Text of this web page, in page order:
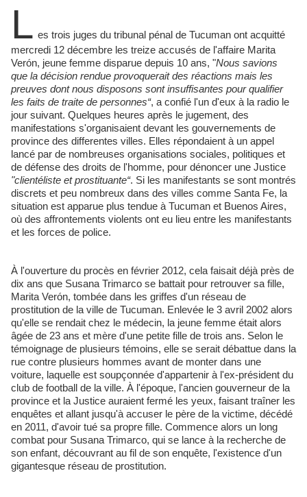
L es trois juges du tribunal pénal de Tucuman ont acquitté
mercredi 12 décembre les treize accusés de l'affaire Marita
Verón, jeune femme disparue depuis 10 ans, "Nous savions
que la décision rendue provoquerait des réactions mais les
preuves dont nous disposons sont insuffisantes pour qualifier
les faits de traite de personnes“, a confié l'un d'eux à la radio le
jour suivant. Quelques heures après le jugement, des
manifestations s'organisaient devant les gouvernements de
province des differentes villes. Elles répondaient à un appel
lancé par de nombreuses organisations sociales, politiques et
de défense des droits de l'homme, pour dénoncer une Justice
"clientéliste et prostituante“. Si les manifestants se sont montrés
discrets et peu nombreux dans des villes comme Santa Fe, la
situation est apparue plus tendue à Tucuman et Buenos Aires,
où des affrontements violents ont eu lieu entre les manifestants
et les forces de police.
À l'ouverture du procès en février 2012, cela faisait déjà près de
dix ans que Susana Trimarco se battait pour retrouver sa fille,
Marita Verón, tombée dans les griffes d'un réseau de
prostitution de la ville de Tucuman. Enlevée le 3 avril 2002 alors
qu'elle se rendait chez le médecin, la jeune femme était alors
âgée de 23 ans et mère d'une petite fille de trois ans. Selon le
témoignage de plusieurs témoins, elle se serait débattue dans la
rue contre plusieurs hommes avant de monter dans une
voiture, laquelle est soupçonnée d'appartenir à l'ex-président du
club de football de la ville. À l'époque, l'ancien gouverneur de la
province et la Justice auraient fermé les yeux, faisant traîner les
enquêtes et allant jusqu'à accuser le père de la victime, décédé
en 2011, d'avoir tué sa propre fille. Commence alors un long
combat pour Susana Trimarco, qui se lance à la recherche de
son enfant, découvrant au fil de son enquête, l'existence d'un
gigantesque réseau de prostitution.